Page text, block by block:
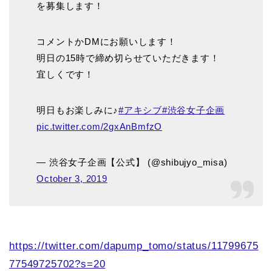
を募集します！
コメントかDMにお願いします！
明日の15時で締め切らせていただきます！
宜しくです！
明日もお楽しみに♪#アキシブ#渋谷女子企画
pic.twitter.com/2gxAnBmfzO
— 渋谷女子企画【公式】 (@shibujyo_misa)
October 3, 2019
https://twitter.com/dapump_tomo/status/11799675
77549725702?s=20